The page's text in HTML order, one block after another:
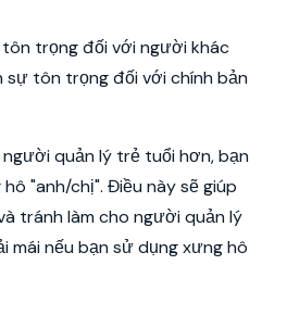
trọng đối với người khác
sự tôn trọng đối với chính bản
quản lý trẻ tuổi hơn, bạn
"anh/chị". Điều này sẽ giúp
tránh làm cho người quản lý
mái nếu bạn sử dụng xưng hô